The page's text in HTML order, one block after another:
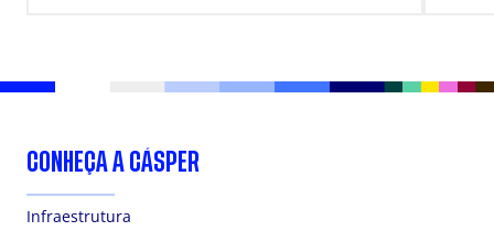
CONHEÇA A CÁSPER
Infraestrutura